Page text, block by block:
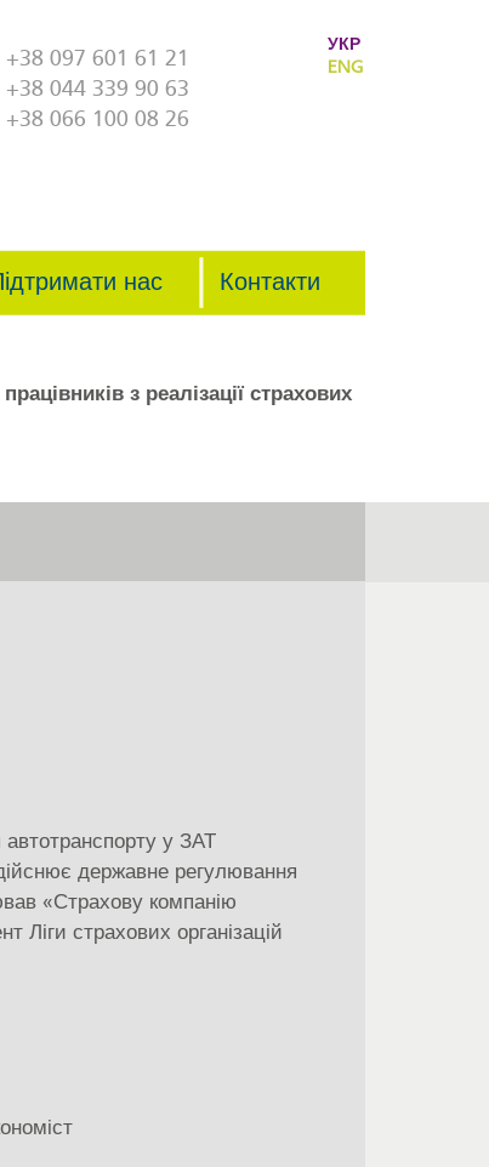
+38 097 601 61 21
+38 044 339 90 63
+38 066 100 08 26
УКР
ENG
нас Контакти
з реалізації страхових
у ЗАТ
державне регулювання
«Страхову компанію
Ліги страхових організацій